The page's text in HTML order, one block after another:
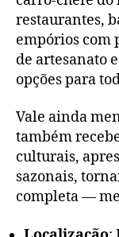
restaurantes,
empórios com
de artesanato
opções para
Vale ainda
também
culturais,
sazonais,
completa —